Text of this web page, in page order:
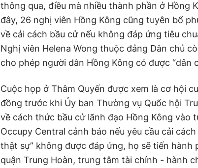
thông qua, điều mà nhiều thành phần ở Hồng
đây, 26 nghị viên Hồng Kông cũng tuyên bố
về cải cách bầu cử nếu không đáp ứng tiêu
Nghị viên Helena Wong thuộc đảng Dân chủ
cho phép người dân Hồng Kông có được “dân
Cuộc họp ở Thâm Quyến được xem là cơ hội
đồng trước khi Ủy ban Thường vụ Quốc hội
về cách thức bầu cử lãnh đạo Hồng Kông vào
Occupy Central cảnh báo nếu yêu cầu cải
thật sự” không được đáp ứng, họ sẽ tiến hành
quận Trung Hoàn, trung tâm tài chính - hành